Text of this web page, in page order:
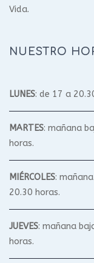
Vida.
NUESTRO
LUNES: de 17 a
MARTES: mañana
horas.
MIÉRCOLES:
20.30 horas.
JUEVES: mañana
horas.